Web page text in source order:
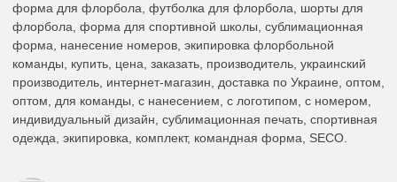
форма для флорбола, футболка для флорбола, шорты для
флорбола, форма для спортивной школы, сублимационная
форма, нанесение номеров, экипировка флорбольной
команды, купить, цена, заказать, производитель, украинский
производитель, интернет-магазин, доставка по Украине, оптом,
оптом, для команды, с нанесением, с логотипом, с номером,
индивидуальный дизайн, сублимационная печать, спортивная
одежда, экипировка, комплект, командная форма, SECO.